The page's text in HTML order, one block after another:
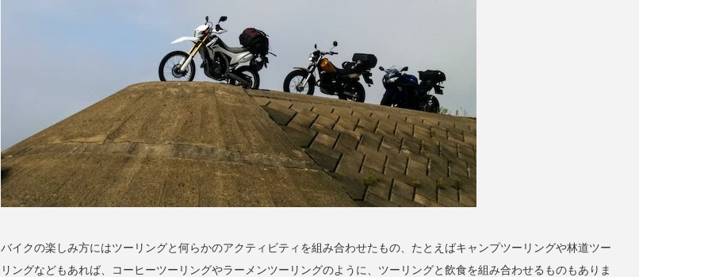
バイクの楽しみ方にはツーリングと何らかのアクティビティを組み合わせたもの、たとえばキャンプツーリングや林道ツー
リングなどもあれば、コーヒーツーリングやラーメンツーリングのように、ツーリングと飲食を組み合わせるものもありま